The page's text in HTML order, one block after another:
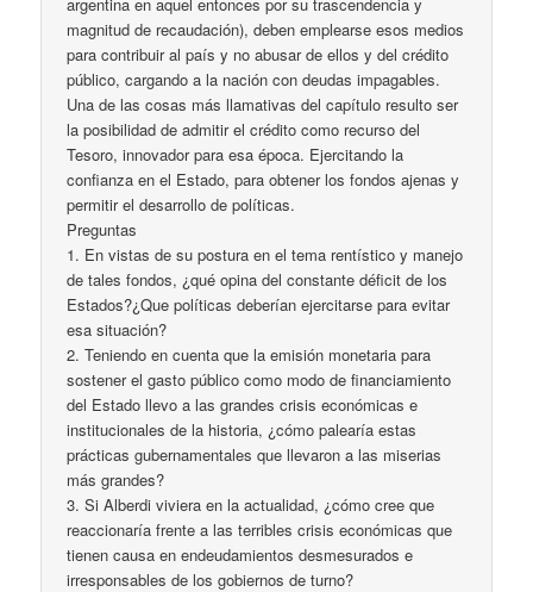
magnitud de recaudación), deben emplearse esos medios
para contribuir al país y no abusar de ellos y del crédito
público, cargando a la nación con deudas impagables.
Una de las cosas más llamativas del capítulo resulto ser
la posibilidad de admitir el crédito como recurso del
Tesoro, innovador para esa época. Ejercitando la
confianza en el Estado, para obtener los fondos ajenas y
permitir el desarrollo de políticas.
Preguntas
1. En vistas de su postura en el tema rentístico y manejo
de tales fondos, ¿qué opina del constante déficit de los
Estados?¿Que políticas deberían ejercitarse para evitar
esa situación?
2. Teniendo en cuenta que la emisión monetaria para
sostener el gasto público como modo de financiamiento
del Estado llevo a las grandes crisis económicas e
institucionales de la historia, ¿cómo palearía estas
prácticas gubernamentales que llevaron a las miserias
más grandes?
3. Si Alberdi viviera en la actualidad, ¿cómo cree que
reaccionaría frente a las terribles crisis económicas que
tienen causa en endeudamientos desmesurados e
irresponsables de los gobiernos de turno?